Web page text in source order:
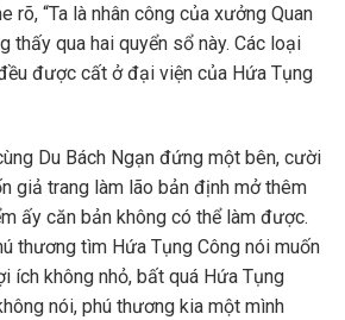
rõ, “Ta là nhân công của xưởng Quan
thấy qua hai quyển sổ này. Các loại
được cất ở đại viện của Hứa Tụng
Du Bách Ngạn đứng một bên, cười
giả trang làm lão bản định mở thêm
ấy căn bản không có thể làm được.
thương tìm Hứa Tụng Công nói muốn
ích không nhỏ, bất quá Hứa Tụng
nói, phú thương kia một mình